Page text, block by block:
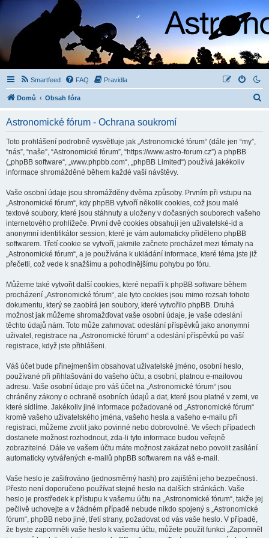
Smartfeed FAQ Pravidla
Domů Obsah fóra
Astronomické fórum - Ochrana soukromí
Toto prohlášení podrobně vysvětluje jak „Astronomické fórum“ (dále jen “my”,
“nás”, “naše”, “Astronomické fórum”, “https://www.astro-forum.cz”) a phpBB
(„phpBB software“, „www.phpbb.com“, „phpBB Limited“) používá jakékoliv
informace shromážděné během každé vaší návštěvy.
Vaše osobní údaje jsou shromážděny dvěma způsoby. Prvním při vstupu na
„Astronomické fórum“, kdy phpBB vytvoří několik cookies, což jsou malé
textové soubory, které jsou stáhnuty a uloženy v dočasných souborech vašeho
internetového prohlížeče. První dvě cookies obsahují jen uživatelské-id a
anonymní identifikátor session, které je vám automaticky přiděleno phpBB
softwarem. Třetí cookie se vytvoří, jakmile začnete procházet mezi tématy na
„Astronomické fórum“, a je používána k ukládání informace, které téma jste již
přečetli, což vede k snažšímu a pohodlnějšímu pohybu po fóru.
Můžeme také vytvořit další cookies, které nepatří k phpBB software během
procházení „Astronomické fórum“, ale tyto cookies jsou mimo rozsah tohoto
dokumentu, který se zaobírá jen soubory, které vytvořilo phpBB. Druhá
možnost jak můžeme shromažďovat vaše osobní údaje, je vaše odeslání
těchto údajů nám. Toto může zahrnovat: odeslání příspěvků jako anonymní
uživatel, registrace na „Astronomické fórum“ a odeslání příspěvků po vaší
registrace, když jste přihlášeni.
Váš účet bude přinejmenším obsahovat uživatelské jméno, osobní heslo,
používané při přihlašování do vašeho účtu, a osobní, platnou e-mailovou
adresu. Vaše osobní údaje pro váš účet na „Astronomické fórum“ jsou
chráněny zákony o ochraně osobních údajů a dat, které jsou platné v zemi, ve
které sídlíme. Jakékoliv jiné informace požadované od „Astronomické fórum“
kromě vašeho uživatelského jména, vašeho hesla a vašeho e-mailu při
registraci, můžeme zvolit jako povinné nebo dobrovolné. Ve všech případech
dostanete možnost rozhodnout, zda-li tyto informace budou veřejně
zobrazitelné. Dále ve vašem účtu máte možnost zakázat nebo povolit zasílání
automaticky vytvářených e-mailů phpBB softwarem na váš e-mail.
Vaše heslo je zašifrováno (jednosměrný hash) pro zajištění jeho bezpečnosti.
Přesto není doporučeno používat stejné heslo na dalších stránkách. Vaše
heslo je prostředek k přístupu k vašemu účtu na „Astronomické fórum“, takže jej
pečlivě uchovejte a v žádném případě nebude nikdo spojený s „Astronomické
fórum“, phpBB nebo jiné, třetí strany, požadovat od vás vaše heslo. V případě,
že byste zapomněli vaše heslo k vašemu účtu, můžete použít funkci „Zapomněl